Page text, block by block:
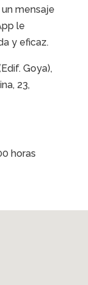
mensaje
le
y eficaz.
Goya),
23,
horas